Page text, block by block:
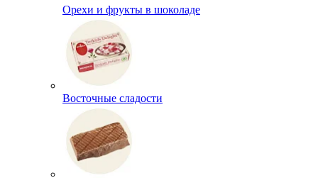
Орехи и фрукты в шоколаде
Восточные сладости